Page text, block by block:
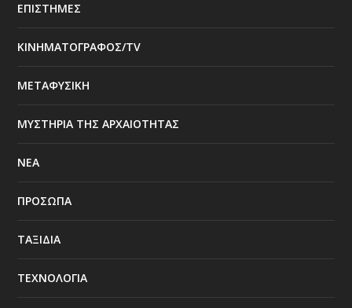
ΕΠΙΣΤΗΜΕΣ
ΚΙΝΗΜΑΤΟΓΡΑΦΟΣ/TV
ΜΕΤΑΦΥΣΙΚΗ
ΜΥΣΤΗΡΙΑ ΤΗΣ ΑΡΧΑΙΟΤΗΤΑΣ
ΝΕΑ
ΠΡΟΣΩΠΑ
ΤΑΞΙΔΙΑ
ΤΕΧΝΟΛΟΓΙΑ